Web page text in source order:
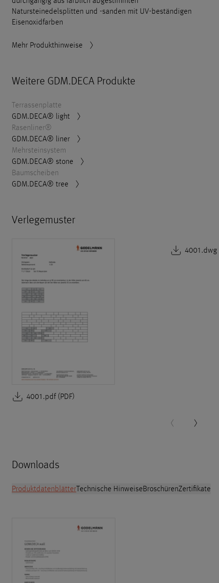
Natursteinedelsplitten und -sanden mit UV-beständigen
Eisenoxidfarben
Mehr Produkthinweise
Weitere GDM.DECA Produkte
Terrassenplatte
GDM.DECA® light
Rasenliner®
GDM.DECA® liner
Mehrsteinsystem
GDM.DECA® stone
Baumscheiben
GDM.DECA® tree
Verlegemuster
4001.pdf (PDF)
4001.dwg
Downloads
ProduktdatenblätterTechnische HinweiseBroschürenZertifikate